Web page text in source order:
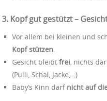
3. Kopf gut gestützt –
Vor allem bei kleinen und
Kopf stützen.
Gesicht bleibt frei, nichts
(Pulli, Schal, Jacke,…)
Baby’s Kinn darf nicht auf